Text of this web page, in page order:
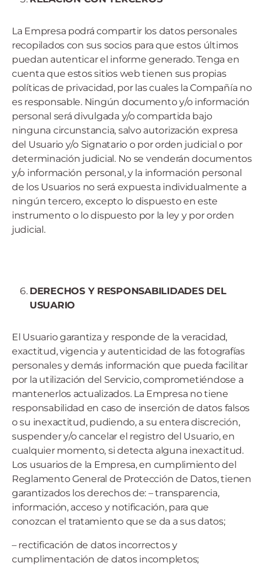
La Empresa podrá compartir los datos personales
recopilados con sus socios para que estos últimos
puedan autenticar el informe generado. Tenga en
cuenta que estos sitios web tienen sus propias
políticas de privacidad, por las cuales la Compañía no
es responsable. Ningún documento y/o información
personal será divulgada y/o compartida bajo
ninguna circunstancia, salvo autorización expresa
del Usuario y/o Signatario o por orden judicial o por
determinación judicial. No se venderán documentos
y/o información personal, y la información personal
de los Usuarios no será expuesta individualmente a
ningún tercero, excepto lo dispuesto en este
instrumento o lo dispuesto por la ley y por orden
judicial.
DERECHOS Y RESPONSABILIDADES DEL
USUARIO
El Usuario garantiza y responde de la veracidad,
exactitud, vigencia y autenticidad de las fotografías
personales y demás información que pueda facilitar
por la utilización del Servicio, comprometiéndose a
mantenerlos actualizados. La Empresa no tiene
responsabilidad en caso de inserción de datos falsos
o su inexactitud, pudiendo, a su entera discreción,
suspender y/o cancelar el registro del Usuario, en
cualquier momento, si detecta alguna inexactitud.
Los usuarios de la Empresa, en cumplimiento del
Reglamento General de Protección de Datos, tienen
garantizados los derechos de: – transparencia,
información, acceso y notificación, para que
conozcan el tratamiento que se da a sus datos;
– rectificación de datos incorrectos y
cumplimentación de datos incompletos;